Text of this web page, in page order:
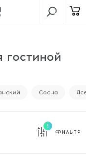
гостиной
Сосна
1
ФИЛЬТР